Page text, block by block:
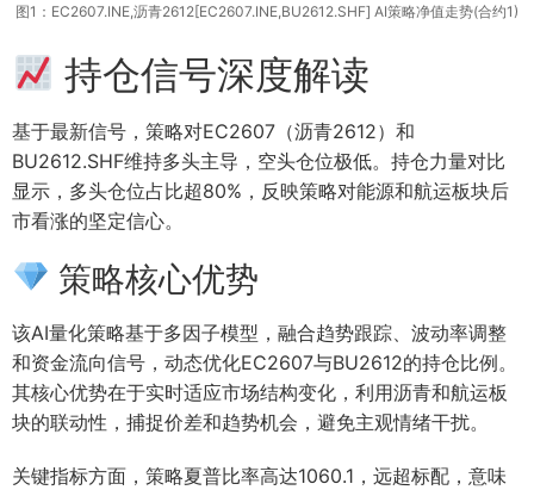
图1：EC2607.INE,沥青2612[EC2607.INE,BU2612.SHF] AI策略净值走势(合约1)
持仓信号深度解读
基于最新信号，策略对EC2607（沥青2612）和
BU2612.SHF维持多头主导，空头仓位极低。持仓力量对比
显示，多头仓位占比超80%，反映策略对能源和航运板块后
市看涨的坚定信心。
策略核心优势
该AI量化策略基于多因子模型，融合趋势跟踪、波动率调整
和资金流向信号，动态优化EC2607与BU2612的持仓比例。
其核心优势在于实时适应市场结构变化，利用沥青和航运板
块的联动性，捕捉价差和趋势机会，避免主观情绪干扰。
关键指标方面，策略夏普比率高达1060.1，远超标配，意味